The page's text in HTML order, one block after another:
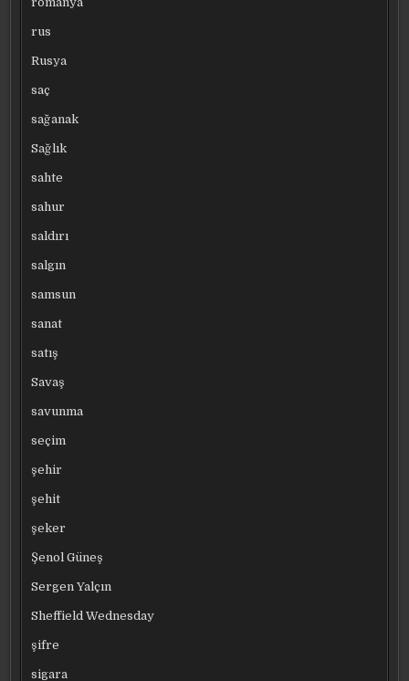
rus
Rusya
saç
sağanak
Sağlık
sahte
sahur
saldırı
salgın
samsun
sanat
satış
Savaş
savunma
seçim
şehir
şehit
şeker
Şenol Güneş
Sergen Yalçın
Sheffield Wednesday
şifre
sigara